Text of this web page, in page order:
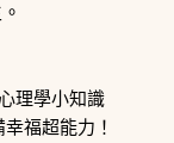
理學小知識
福超能力！